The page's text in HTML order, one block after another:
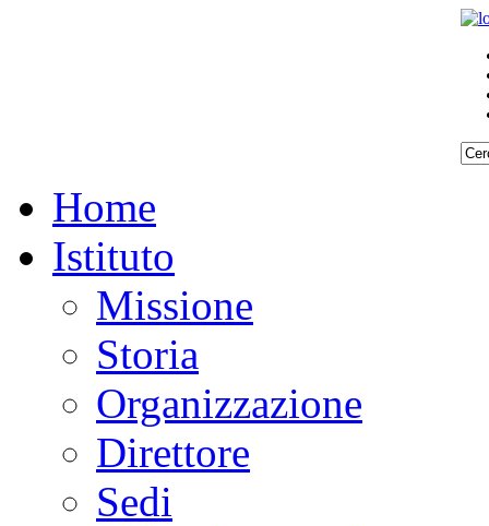
Home
Istituto
Missione
Storia
Organizzazione
Direttore
Sedi